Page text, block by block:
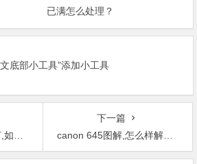
已满怎么处理？
底部小工具”添加小工具
办？
下一篇
canon 645图解,怎么样解决这个问题？